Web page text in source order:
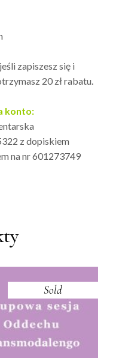
zapiszesz się i
20 zł rabatu.
konto:
z dopiskiem
na nr 601273749
Sold